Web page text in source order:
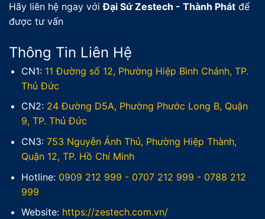
Hãy liên hệ ngay vớiĐại Sứ Zestech - Thành Phát để
được tư vấn
Thông Tin Liên Hệ
CN1: 11 Đường số 12, Phường Hiệp Bình Chánh, TP.
Thủ Đức
CN2: 24 Đường D5A, Phường Phước Long B, Quận
9, TP. Thủ Đức
CN3: 753 Nguyễn Ảnh Thủ, Phường Hiệp Thành,
Quận 12, TP. Hồ Chí Minh
Hotline: 0909 212 999 - 0707 212 999 - 0788 212
999
Website: https://zestech.com.vn/